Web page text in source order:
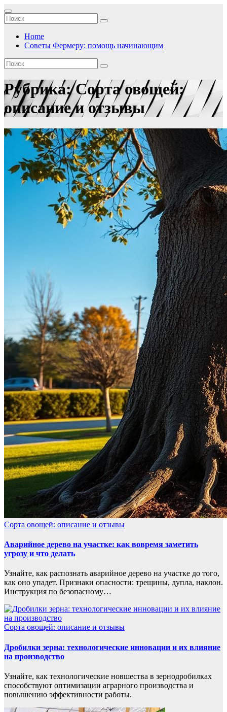
Перейти
к
содержимому
Home
Советы Фермеру: помощь начинающим
Рубрика:Сорта овощей:
описание и отзывы
Сорта овощей: описание и отзывы
Аварийное дерево на участке: как вовремя заметить
угрозу и что делать
Узнайте, как распознать аварийное дерево на участке до того,
как оно упадет. Признаки опасности: трещины, дупла, наклон.
Инструкция по безопасному…
Сорта овощей: описание и отзывы
Дробилки зерна: технологические инновации и их влияние
на производство
Узнайте, как технологические новшества в зернодробилках
способствуют оптимизации аграрного производства и
повышению эффективности работы.